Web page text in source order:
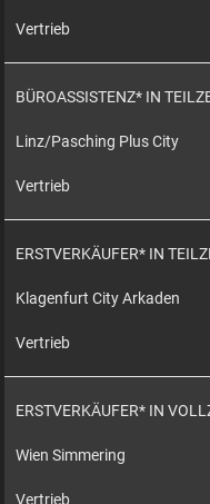
Vertrieb
BÜROASSISTENZ* IN
Linz/Pasching Plus City
Vertrieb
ERSTVERKÄUFER* IN
Klagenfurt City Arkaden
Vertrieb
ERSTVERKÄUFER* IN
Wien Simmering
Vertrieb